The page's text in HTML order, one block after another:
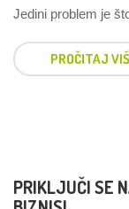
Jedini problem je
PROČITAJ
PRIKLJUČI SE